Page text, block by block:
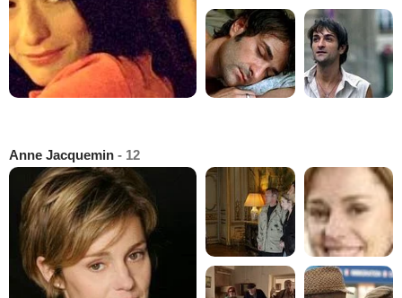
Anne Jacquemin - 12